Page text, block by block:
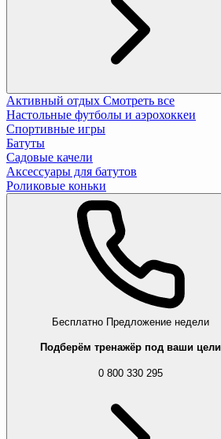
Активный отдых Смотреть все
Настольные футболы и аэрохоккеи
Спортивные игры
Батуты
Садовые качели
Аксессуары для батутов
Роликовые коньки
Бесплатно Предложение недели
Подберём тренажёр под ваши цели
0 800 330 295